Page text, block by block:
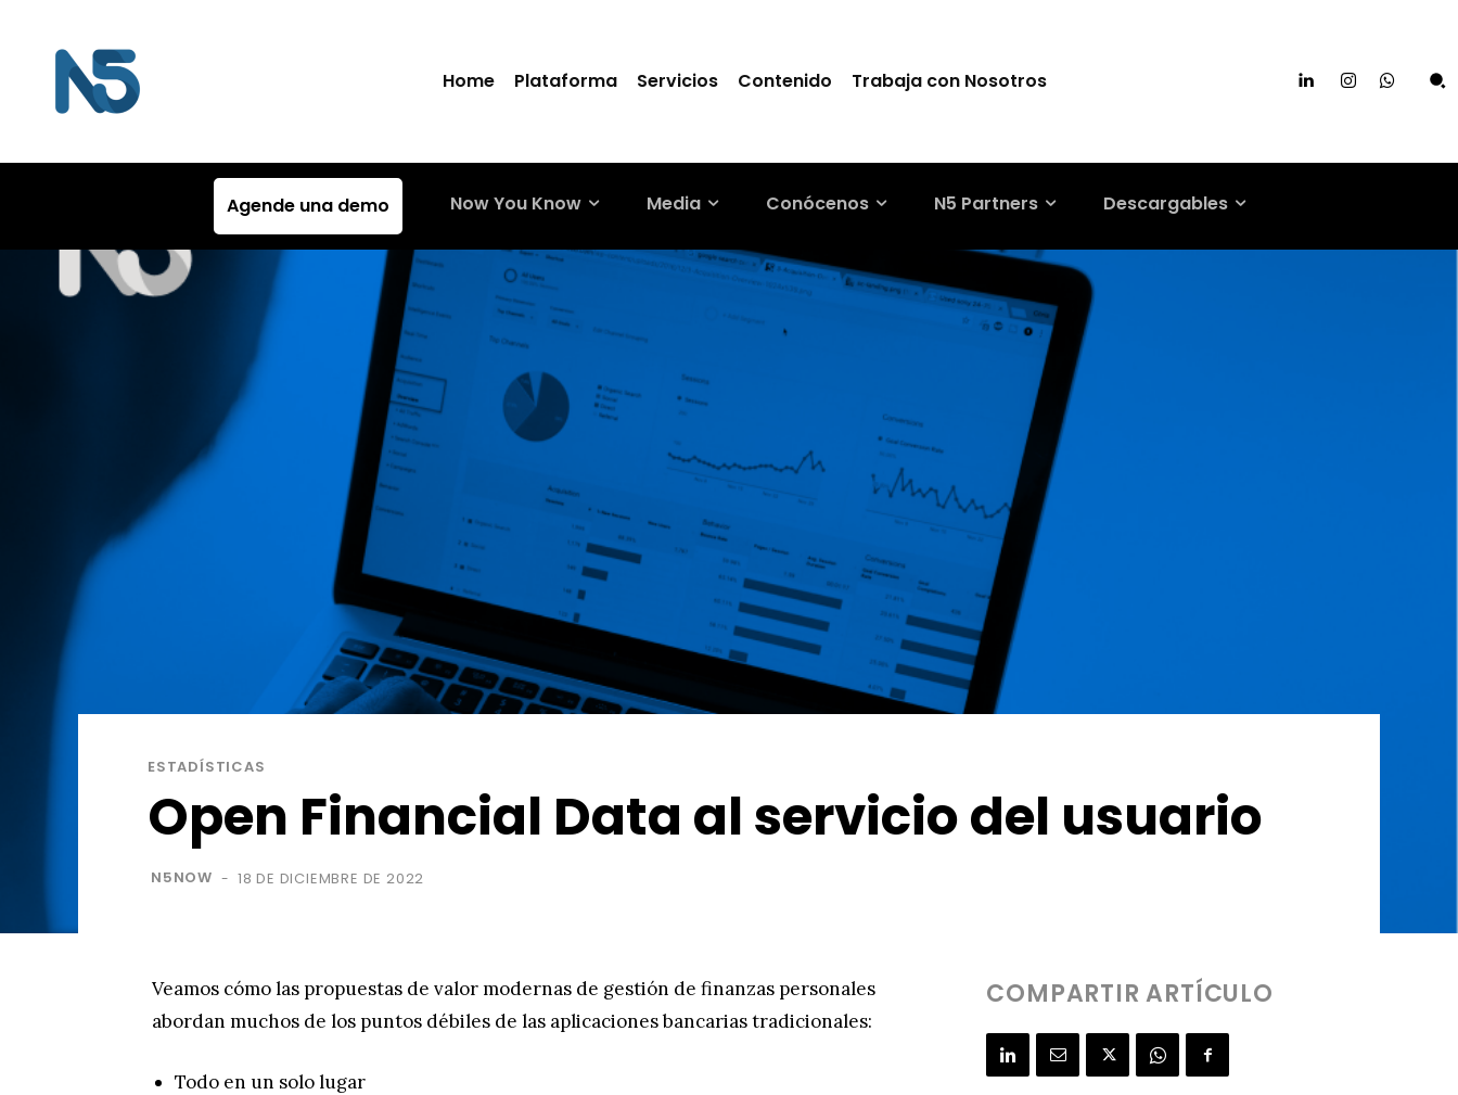
Home Plataforma Servicios Contenido Trabaja con Nosotros
Agende una demo Now You Know Media Conócenos N5 Partners Descargables
ESTADÍSTICAS
Open Financial Data al servicio del usuario
N5NOW - 18 DE DICIEMBRE DE 2022
Veamos cómo las propuestas de valor modernas de gestión de finanzas personales
abordan muchos de los puntos débiles de las aplicaciones bancarias tradicionales:
Todo en un solo lugar
COMPARTIR ARTÍCULO